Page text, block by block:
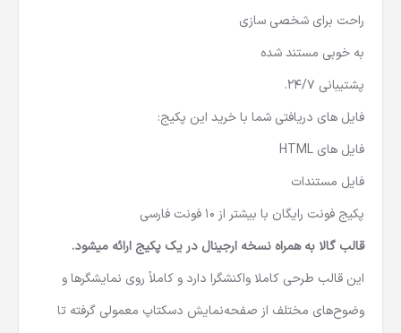
راحت برای شخصی سازی
به خوبی مستند شده
پشتیبانی 24/7.
فایل های دریافتی شما با خرید این پکیج:
فایل های HTML
فایل مستندات
پکیج فونت رایگان با بیشتر از 10 فونت فارسی
قالب گالا به همراه نسخه ارجینال در یک پکیج ارائه میشود.
این قالب طرحی کاملا واکنشگرا دارد و کاملاً روی نمایشگرها و
وضوح‌های مختلف از صفحه‌نمایش دسکتاپ معمولی گرفته تا